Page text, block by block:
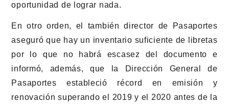
oportunidad de lograr nada.
En otro orden, el también director de Pasaportes
aseguró que hay un inventario suficiente de libretas
por lo que no habrá escasez del documento e
informó, además, que la Dirección General de
Pasaportes estableció récord en emisión y
renovación superando el 2019 y el 2020 antes de la